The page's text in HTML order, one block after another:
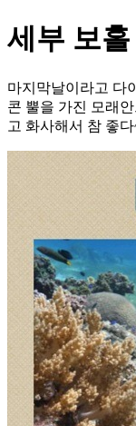
세부 보
마지막날이라고 다
콘 뿔을 가진 모래
고 화사해서 참 좋